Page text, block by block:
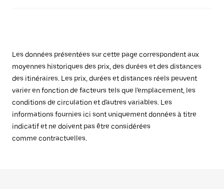
Les données présentées sur cette page correspondent aux
moyennes historiques des prix, des durées et des distances
des itinéraires. Les prix, durées et distances réels peuvent
varier en fonction de facteurs tels que l'emplacement, les
conditions de circulation et d'autres variables. Les
informations fournies ici sont uniquement données à titre
indicatif et ne doivent pas être considérées
comme contractuelles.